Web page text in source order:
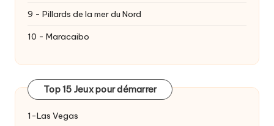
9 - Pillards de la mer du Nord
10 - Maracaibo
Top 15 Jeux pour démarrer
1-Las Vegas